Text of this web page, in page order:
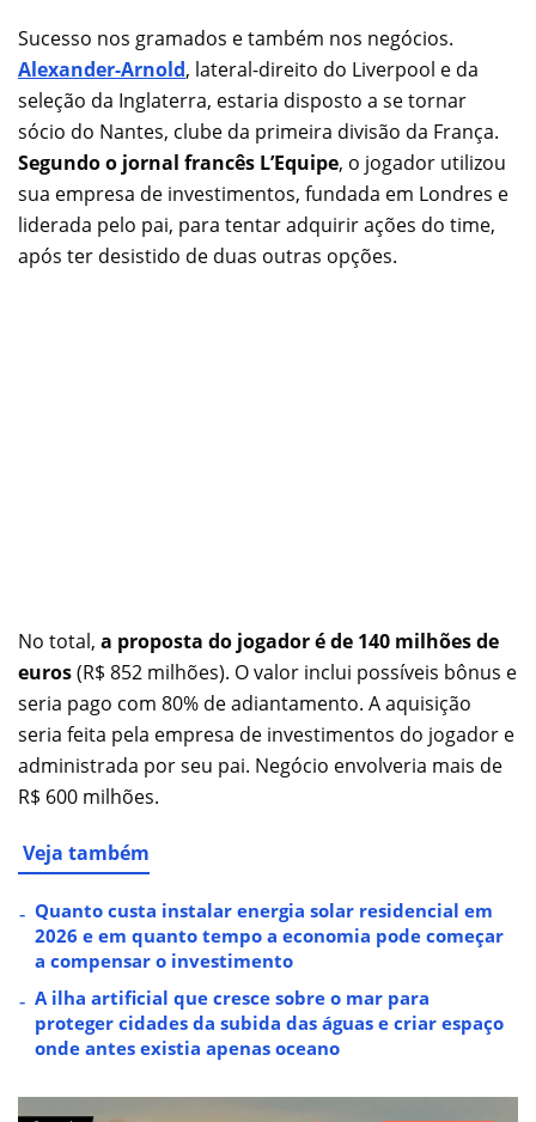
Sucesso nos gramados e também nos negócios.
Alexander-Arnold, lateral-direito do Liverpool e da
seleção da Inglaterra, estaria disposto a se tornar
sócio do Nantes, clube da primeira divisão da França.
Segundo o jornal francês L’Equipe, o jogador utilizou
sua empresa de investimentos, fundada em Londres e
liderada pelo pai, para tentar adquirir ações do time,
após ter desistido de duas outras opções.
No total, a proposta do jogador é de 140 milhões de
euros(R$ 852 milhões). O valor inclui possíveis bônus e
seria pago com 80% de adiantamento. A aquisição
seria feita pela empresa de investimentos do jogador e
administrada por seu pai. Negócio envolveria mais de
R$ 600 milhões.
Veja também
Quanto custa instalar energia solar residencial em
2026 e em quanto tempo a economia pode começar
a compensar o investimento
A ilha artificial que cresce sobre o mar para
proteger cidades da subida das águas e criar espaço
onde antes existia apenas oceano